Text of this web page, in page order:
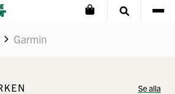
Garmin
Se alla